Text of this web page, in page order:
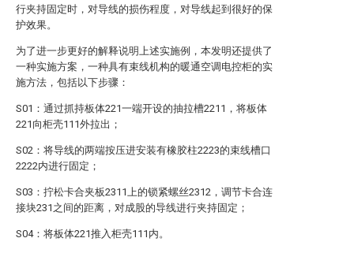
行夹持固定时，对导线的损伤程度，对导线起到很好的保
护效果。
为了进一步更好的解释说明上述实施例，本发明还提供了
一种实施方案，一种具有束线机构的暖通空调电控柜的实
施方法，包括以下步骤：
S01：通过抓持板体221一端开设的抽拉槽2211，将板体
221向柜壳111外拉出；
S02：将导线的两端按压进安装有橡胶柱2223的束线槽口
2222内进行固定；
S03：拧松卡合夹板2311上的锁紧螺丝2312，调节卡合连
接块231之间的距离，对成股的导线进行夹持固定；
S04：将板体221推入柜壳111内。